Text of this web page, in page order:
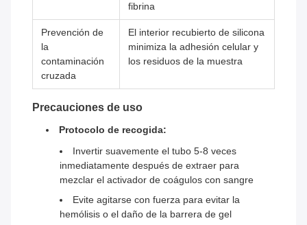
fibrina
Prevención de
la
contaminación
cruzada
El interior recubierto de silicona
minimiza la adhesión celular y
los residuos de la muestra
Precauciones de uso
Protocolo de recogida:
Invertir suavemente el tubo 5-8 veces
inmediatamente después de extraer para
mezclar el activador de coágulos con sangre
Evite agitarse con fuerza para evitar la
hemólisis o el daño de la barrera de gel